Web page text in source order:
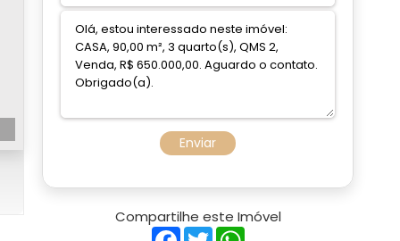
Enviar
Compartilhe este Imóvel
Facebook
TwitterWhatsApp